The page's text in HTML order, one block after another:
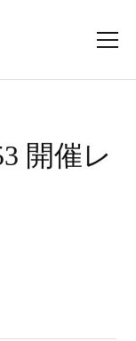
開催レ